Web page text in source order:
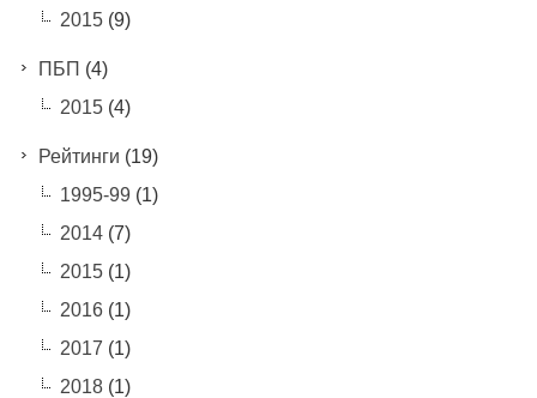
2015(9)
ПБП (4)
2015(4)
Рейтинги (19)
1995-99 (1)
2014(7)
2015(1)
2016(1)
2017 (1)
2018(1)